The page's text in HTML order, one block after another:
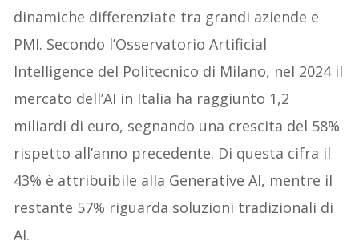
dinamiche differenziate tra grandi aziende e
PMI. Secondo l’Osservatorio Artificial
Intelligence del Politecnico di Milano, nel 2024 il
mercato dell’AI in Italia ha raggiunto 1,2
miliardi di euro, segnando una crescita del 58%
rispetto all’anno precedente. Di questa cifra il
43% è attribuibile alla Generative AI, mentre il
restante 57% riguarda soluzioni tradizionali di
AI.